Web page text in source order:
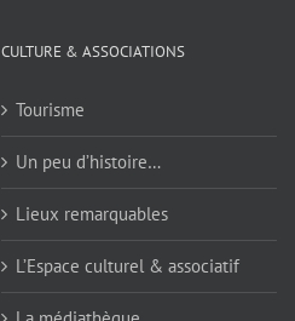
CULTURE & ASSOCIATIONS
Tourisme
Un peu d’histoire…
Lieux remarquables
L’Espace culturel & associatif